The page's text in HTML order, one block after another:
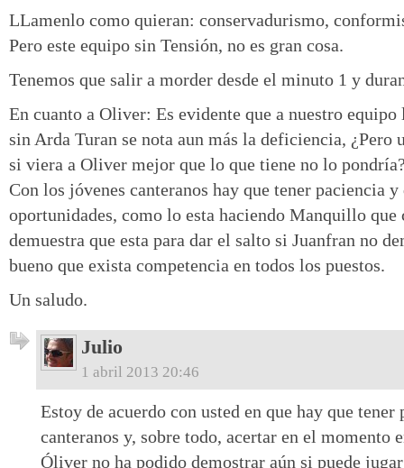
LLamenlo como quieran: conservadurismo,
Pero este equipo sin Tensión, no es gran cosa.
Tenemos que salir a morder desde el minuto 1 y
En cuanto a Oliver: Es evidente que a nuestro
sin Arda Turan se nota aun más la deficiencia, ¿Pero
si viera a Oliver mejor que lo que tiene no lo
Con los jóvenes canteranos hay que tener paciencia y
oportunidades, como lo esta haciendo Manquillo que
demuestra que esta para dar el salto si Juanfran no
bueno que exista competencia en todos los puestos.
Un saludo.
Julio
1 abril 2013 20:46
Estoy de acuerdo con usted en que hay que tener
canteranos y, sobre todo, acertar en el momento
Óliver no ha podido demostrar aún si puede